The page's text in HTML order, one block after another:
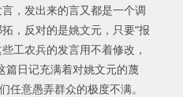
，发出来的言又都是一个调
，反对的是姚文元，只要“报
工农兵的发言用不着修改，
篇日记充满着对姚文元的蔑
任意愚弄群众的极度不满。